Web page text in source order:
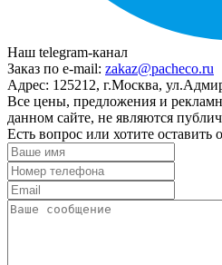
Наш telegram-канал
Заказ по e-mail: zakaz@pacheco.ru
Адрес: 125212, г.Москва,
Все цены, предложения и
данном сайте, не являются
Есть вопрос или хотите оставить